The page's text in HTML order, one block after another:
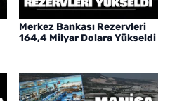
Merkez Bankası Rezervleri
164,4 Milyar Dolara Yükseldi